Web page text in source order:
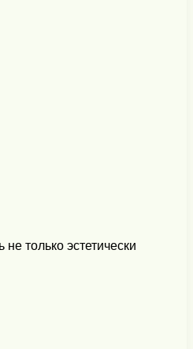
только эстетически